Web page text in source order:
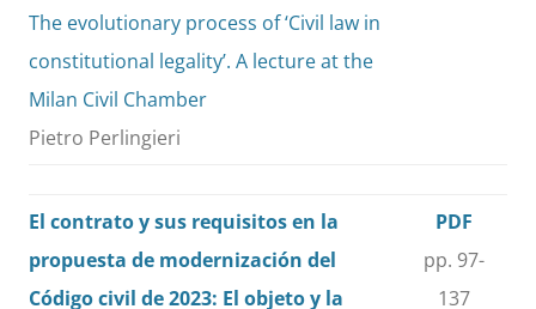
The evolutionary process of ‘Civil law in
constitutional legality’. A lecture at the
Milan Civil Chamber
Pietro Perlingieri
El contrato y sus requisitos en la
propuesta de modernización del
Código civil de 2023: El objeto y la
PDF
pp. 97-
137